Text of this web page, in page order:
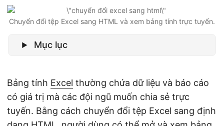
ư
ớ
Chuyển đổi tệp Excel sang HTML và xem bảng tính trực tuyến.
Mục lục
Bảng tính Excel thường chứa dữ liệu và báo cáo
có giá trị mà các đội ngũ muốn chia sẻ trực
tuyến. Bằng cách chuyển đổi tệp Excel sang định